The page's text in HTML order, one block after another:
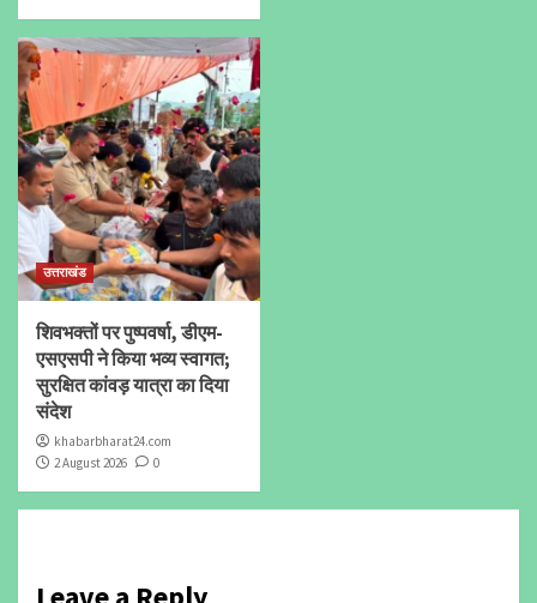
उत्तराखंड
शिवभक्तों पर पुष्पवर्षा, डीएम-
एसएसपी ने किया भव्य स्वागत;
सुरक्षित कांवड़ यात्रा का दिया
संदेश
khabarbharat24.com
2 August 2026
0